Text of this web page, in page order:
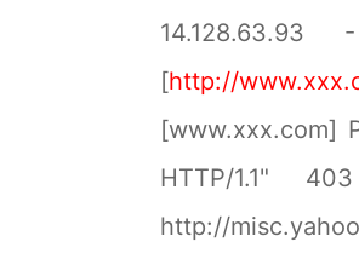
14.128.63.93
[http://
[www.xxx.com]
HTTP/1.1"
http://